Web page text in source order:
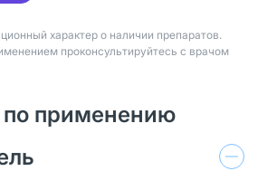
характер о наличии препаратов.
проконсультируйтесь с врачом
применению